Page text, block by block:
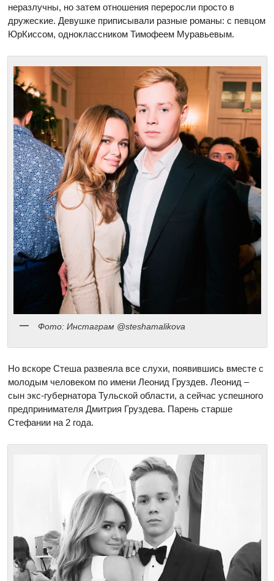
неразлучны, но затем отношения переросли просто в
дружеские. Девушке приписывали разные романы: с певцом
ЮрКиссом, одноклассником Тимофеем Муравьевым.
Фото: Инстаграм @steshamalikova
Но вскоре Стеша развеяла все слухи, появившись вместе с
молодым человеком по имени Леонид Груздев. Леонид –
сын экс-губернатора Тульской области, а сейчас успешного
предпринимателя Дмитрия Груздева. Парень старше
Стефании на 2 года.